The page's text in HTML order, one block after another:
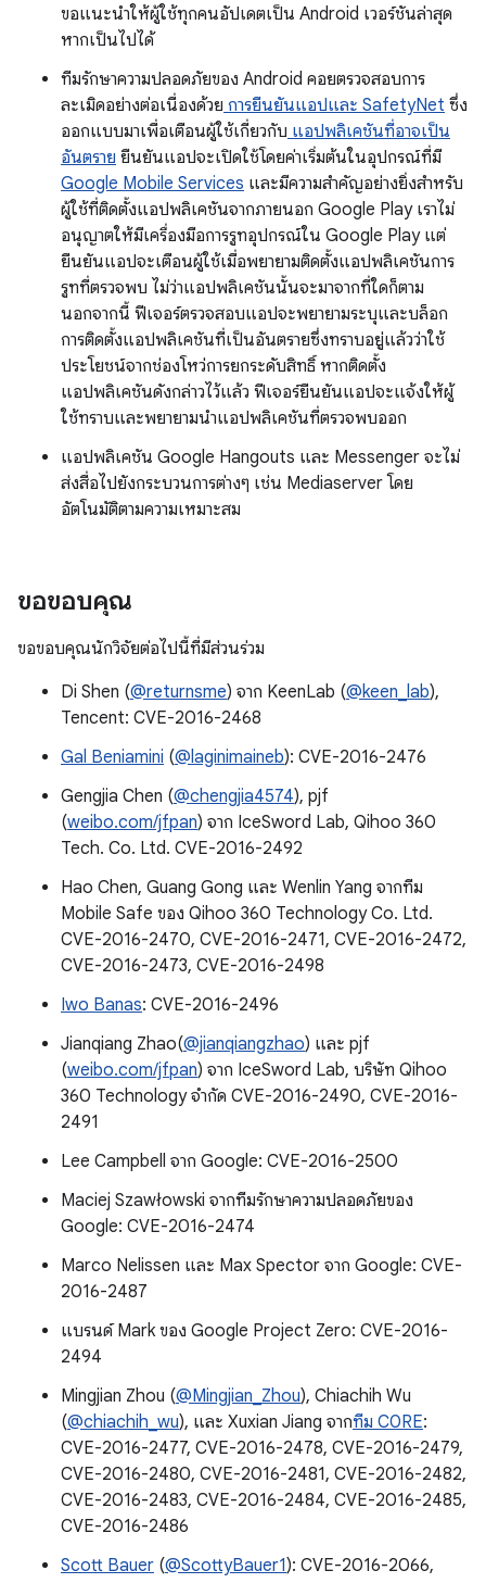
ขอแนะนำให้ผู้ใช้ทุกคนอัปเดตเป็น Android เวอร์ชันล่าสุด
หากเป็นไปได้
ทีมรักษาความปลอดภัยของ Android คอยตรวจสอบการ
ละเมิดอย่างต่อเนื่องด้วย การยืนยันแอปและ SafetyNet ซึ่ง
ออกแบบมาเพื่อเตือนผู้ใช้เกี่ยวกับ แอปพลิเคชันที่อาจเป็น
อันตราย ยืนยันแอปจะเปิดใช้โดยค่าเริ่มต้นในอุปกรณ์ที่มี
Google Mobile Services และมีความสำคัญอย่างยิ่งสำหรับ
ผู้ใช้ที่ติดตั้งแอปพลิเคชันจากภายนอก Google Play เราไม่
อนุญาตให้มีเครื่องมือการรูทอุปกรณ์ใน Google Play แต่
ยืนยันแอปจะเตือนผู้ใช้เมื่อพยายามติดตั้งแอปพลิเคชันการ
รูทที่ตรวจพบ ไม่ว่าแอปพลิเคชันนั้นจะมาจากที่ใดก็ตาม
นอกจากนี้ ฟีเจอร์ตรวจสอบแอปจะพยายามระบุและบล็อก
การติดตั้งแอปพลิเคชันที่เป็นอันตรายซึ่งทราบอยู่แล้วว่าใช้
ประโยชน์จากช่องโหว่การยกระดับสิทธิ์ หากติดตั้ง
แอปพลิเคชันดังกล่าวไว้แล้ว ฟีเจอร์ยืนยันแอปจะแจ้งให้ผู้
ใช้ทราบและพยายามนำแอปพลิเคชันที่ตรวจพบออก
แอปพลิเคชัน Google Hangouts และ Messenger จะไม่
ส่งสื่อไปยังกระบวนการต่างๆ เช่น Mediaserver โดย
อัตโนมัติตามความเหมาะสม
ขอขอบคุณ
ขอขอบคุณนักวิจัยต่อไปนี้ที่มีส่วนร่วม
Di Shen (@returnsme) จาก KeenLab (@keen_lab),
Tencent: CVE-2016-2468
Gal Beniamini (@laginimaineb): CVE-2016-2476
Gengjia Chen (@chengjia4574), pjf
(weibo.com/jfpan) จาก IceSword Lab, Qihoo 360
Tech. Co. Ltd. CVE-2016-2492
Hao Chen, Guang Gong และ Wenlin Yang จากทีม
Mobile Safe ของ Qihoo 360 Technology Co. Ltd.
CVE-2016-2470, CVE-2016-2471, CVE-2016-2472,
CVE-2016-2473, CVE-2016-2498
Iwo Banas: CVE-2016-2496
Jianqiang Zhao(@jianqiangzhao) และ pjf
(weibo.com/jfpan) จาก IceSword Lab, บริษัท Qihoo
360 Technology จำกัด CVE-2016-2490, CVE-2016-
2491
Lee Campbell จาก Google: CVE-2016-2500
Maciej Szawłowski จากทีมรักษาความปลอดภัยของ
Google: CVE-2016-2474
Marco Nelissen และ Max Spector จาก Google: CVE-
2016-2487
แบรนด์ Mark ของ Google Project Zero: CVE-2016-
2494
Mingjian Zhou (@Mingjian_Zhou), Chiachih Wu
(@chiachih_wu), และ Xuxian Jiang จากทีม C0RE:
CVE-2016-2477, CVE-2016-2478, CVE-2016-2479,
CVE-2016-2480, CVE-2016-2481, CVE-2016-2482,
CVE-2016-2483, CVE-2016-2484, CVE-2016-2485,
CVE-2016-2486
Scott Bauer (@ScottyBauer1): CVE-2016-2066,